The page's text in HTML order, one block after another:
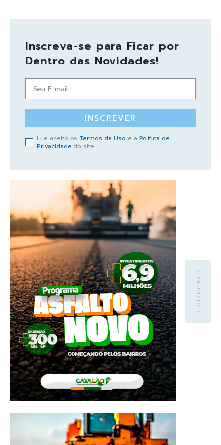
Inscreva-se para Ficar por
Dentro das Novidades!
INSCREVER
Li e aceito os Termos de Uso e a Política de
Privacidade do site.
- ANÚNCIO -